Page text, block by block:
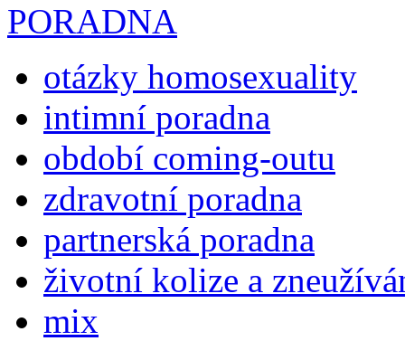
PORADNA
otázky homosexuality
intimní poradna
období coming-outu
zdravotní poradna
partnerská poradna
životní kolize a
mix